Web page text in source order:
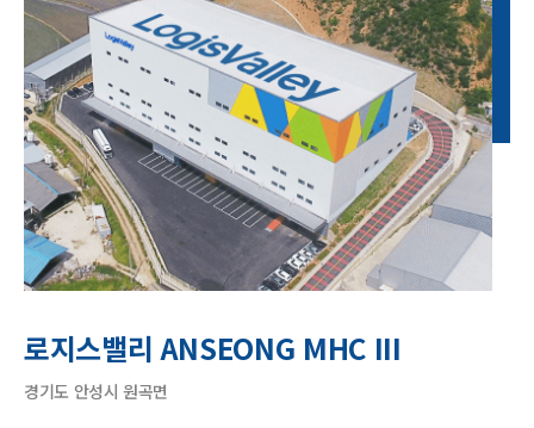
로지스밸리 ANSEONG MHC III
경기도 안성시 원곡면